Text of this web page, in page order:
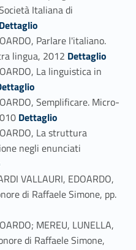
Italiana di
Link identifier #identifier_person_181108-158
Dettaglio
Parlare l'italiano.
lingua, 2012 Link identifier #identifier_person_37031-159
Dettaglio
La linguistica in
160
Semplificare. Micro-
Link identifier #identifier_person_153444-161
Dettaglio
La struttura
negli enunciati
VALLAURI, EDOARDO,
di Raffaele Simone, pp.
MEREU, LUNELLA,
di Raffaele Simone,